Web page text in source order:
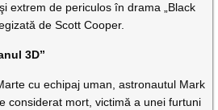
extrem de periculos în drama „Black
de Scott Cooper.
3D”
cu echipaj uman, astronautul Mark
considerat mort, victimă a unei furtuni